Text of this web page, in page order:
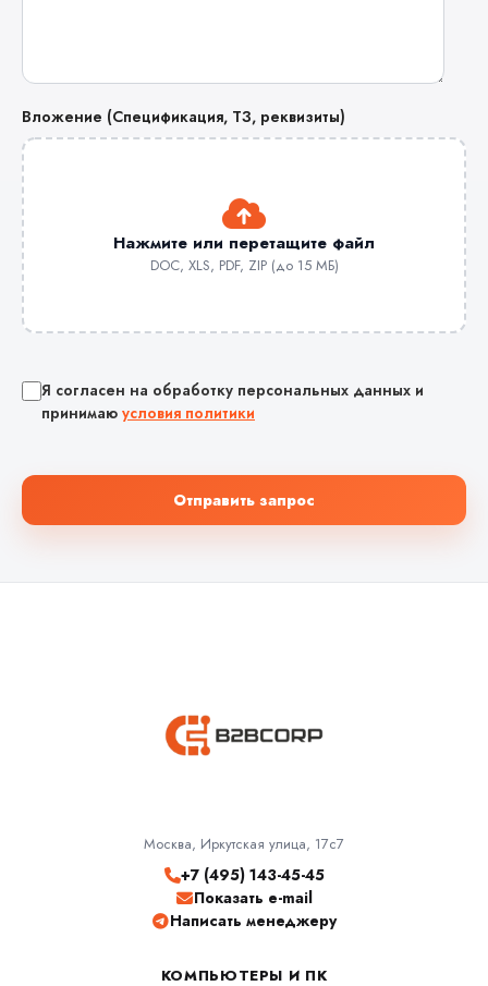
Вложение (Спецификация, ТЗ, реквизиты)
Нажмите или перетащите файл
DOC, XLS, PDF, ZIP (до 15 МБ)
Я согласен на обработку персональных данных и
принимаю условия политики
Отправить запрос
Москва, Иркутская улица, 17с7
+7 (495) 143-45-45
Показать e-mail
Написать менеджеру
КОМПЬЮТЕРЫ И ПК